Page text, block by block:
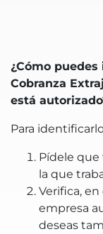
¿Cómo
Cobranza
está
Para
Pídele que
la que
Verifica,
empresa
deseas